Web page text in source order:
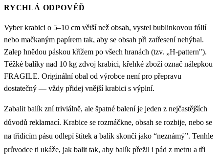
RYCHLÁ ODPOVĚĎ
Vyber krabici o 5–10 cm větší než obsah, vystel bublinkovou fólií
nebo mačkaným papírem tak, aby se obsah při zatřesení nehýbal.
Zalep hnědou páskou křížem po všech hranách (tzv. „H-pattern").
Těžké balíky nad 10 kg zdvoj krabici, křehké zboží označ nálepkou
FRAGILE. Originální obal od výrobce není pro přepravu
dostatečný — vždy přidej vnější krabici s výplní.
Zabalit balík zní triviálně, ale špatné balení je jeden z nejčastějších
důvodů reklamací. Krabice se rozmáčkne, obsah se rozbije, nebo se
na třídicím pásu odlepí štítek a balík skončí jako “neznámý”. Tenhle
průvodce ti ukáže, jak balit tak, aby balík přežil i pád z metru a tři